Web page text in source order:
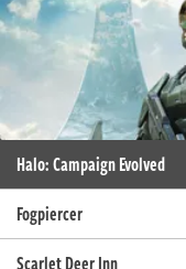
Halo: Campaign Evolved
Fogpiercer
Scarlet Deer Inn